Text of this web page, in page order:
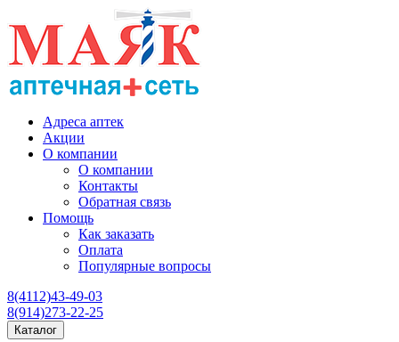
Адреса аптек
Акции
О компании
О компании
Контакты
Обратная связь
Помощь
Как заказать
Оплата
Популярные вопросы
8(4112)43-49-03
8(914)273-22-25
Каталог